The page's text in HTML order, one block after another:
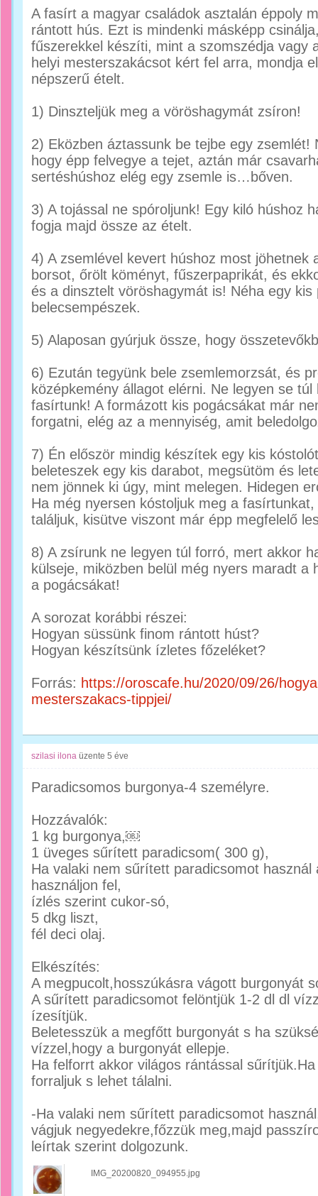
A fasírt a magyar családok asztalán éppoly
rántott hús. Ezt is mindenki másképp
fűszerekkel készíti, mint a szomszédja vagy
helyi mesterszakácsot kért fel arra, mondja
népszerű ételt.
1) Dinszteljük meg a vöröshagymát zsíron!
2) Eközben áztassunk be tejbe egy zsemlét!
hogy épp felvegye a tejet, aztán már
sertéshúshoz elég egy zsemle is…bőven.
3) A tojással ne spóroljunk! Egy kiló húshoz
fogja majd össze az ételt.
4) A zsemlével kevert húshoz most jöhetnek
borsot, őrölt köményt, fűszerpaprikát, és
és a dinsztelt vöröshagymát is! Néha egy
belecsempészek.
5) Alaposan gyúrjuk össze, hogy
6) Ezután tegyünk bele zsemlemorzsát, és
középkemény állagot elérni. Ne legyen se
fasírtunk! A formázott kis pogácsákat már
forgatni, elég az a mennyiség, amit
7) Én először mindig készítek egy kis
beleteszek egy kis darabot, megsütöm és
nem jönnek ki úgy, mint melegen. Hidegen
Ha még nyersen kóstoljuk meg a
találjuk, kisütve viszont már épp megfelelő
8) A zsírunk ne legyen túl forró, mert akkor
külseje, miközben belül még nyers maradt a
a pogácsákat!
A sorozat korábbi részei:
Hogyan süssünk finom rántott húst?
Hogyan készítsünk ízletes főzeléket?
Forrás: https://oroscafe.hu/2020/09/26/
mesterszakacs-tippjei/
szilasi ilona üzente 5 éve
Paradicsomos burgonya-4 személyre.
Hozzávalók:
1 kg burgonya,￼
1 üveges sűrített paradicsom( 300 g),
Ha valaki nem sűrített paradicsomot
használjon fel,
ízlés szerint cukor-só,
5 dkg liszt,
fél deci olaj.
Elkészítés:
A megpucolt,hosszúkásra vágott burgonyát
A sűrített paradicsomot felöntjük 1-2 dl dl
ízesítjük.
Beletesszük a megfőtt burgonyát s ha
vízzel,hogy a burgonyát ellepje.
Ha felforrt akkor világos rántással
forraljuk s lehet tálalni.
-Ha valaki nem sűrített paradicsomot
vágjuk negyedekre,főzzük meg,majd
leírtak szerint dolgozunk.
IMG_20200820_094955.jpg